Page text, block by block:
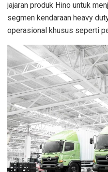
jajaran produk Hino untuk
segmen kendaraan heavy
operasional khusus seperti